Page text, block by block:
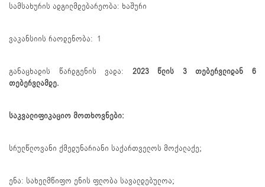
სამსახურის ადგილმდებარეობა: ხაშური
ვაკანსიის რაოდენობა: 1
განაცხადის წარდგენის ვადა: 2023 წლის 3 თებერვლიდან 6
თებერვლამდე.
საკვალიფიკაციო მოთხოვნები:
სრულწლოვანი ქმედუნარიანი საქართველოს მოქალაქე;
ენა: სახელმწიფო ენის ფლობა სავალდებულოა;